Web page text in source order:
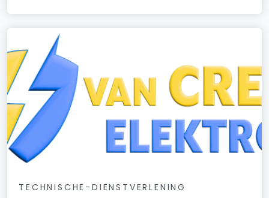
TECHNISCHE-DIENSTVERLENING